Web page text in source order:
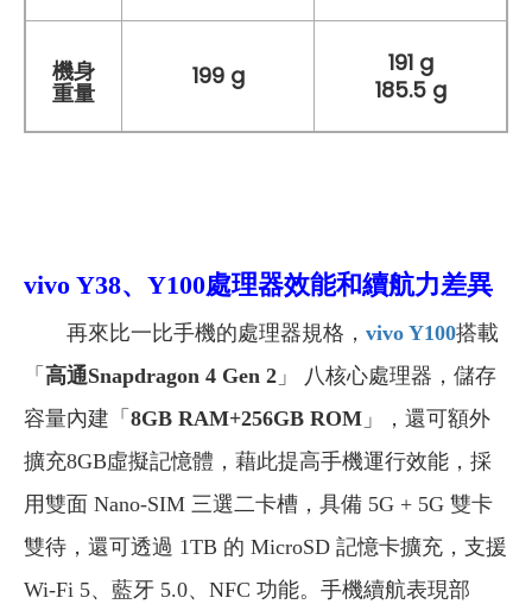
機身
重量
199 g
191 g
185.5 g
vivo Y38、Y100處理器效能和續航力差異
再來比一比手機的處理器規格， vivo Y100搭載
「 高通Snapdragon 4 Gen 2 」 八核心處理器，儲存
容量內建「 8GB RAM+256GB ROM 」，還可額外
擴充8GB虛擬記憶體，藉此提高手機運行效能，採
用雙面 Nano-SIM 三選二卡槽，具備 5G + 5G 雙卡
雙待，還可透過 1TB 的 MicroSD 記憶卡擴充，支援
Wi-Fi 5、藍牙 5.0、NFC 功能。手機續航表現部